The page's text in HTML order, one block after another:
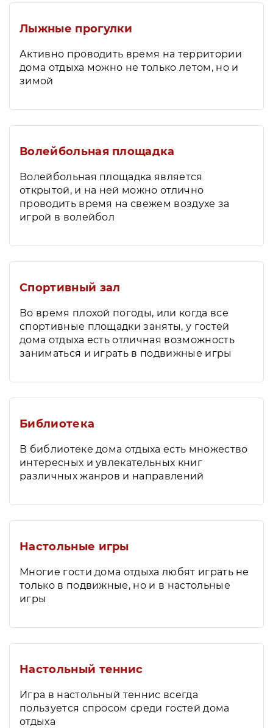
Лыжные прогулки
Активно проводить время на территории
дома отдыха можно не только летом, но и
зимой
Волейбольная площадка
Волейбольная площадка является
открытой, и на ней можно отлично
проводить время на свежем воздухе за
игрой в волейбол
Спортивный зал
Во время плохой погоды, или когда все
спортивные площадки заняты, у гостей
дома отдыха есть отличная возможность
заниматься и играть в подвижные игры
Библиотека
В библиотеке дома отдыха есть множество
интересных и увлекательных книг
различных жанров и направлений
Настольные игры
Многие гости дома отдыха любят играть не
только в подвижные, но и в настольные
игры
Настольный теннис
Игра в настольный теннис всегда
пользуется спросом среди гостей дома
отдыха